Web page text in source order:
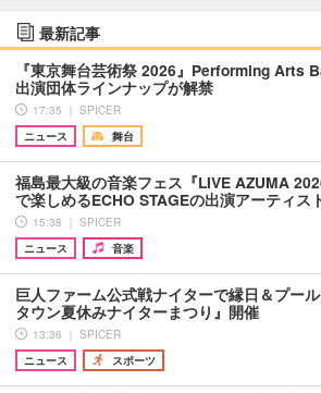
最新記事
『東京舞台芸術祭 2026』Performing Arts
出演団体ラインナップが解禁
17:35 ｜ SPICER
ニュース
舞台
福島最大級の音楽フェス『LIVE AZUMA
で楽しめるECHO STAGEの出演アーティス
15:38 ｜ SPICER
ニュース
音楽
巨人ファーム公式戦ナイターで縁日＆プー
タウン夏休みナイターまつり』開催
13:36 ｜ SPICER
ニュース
スポーツ